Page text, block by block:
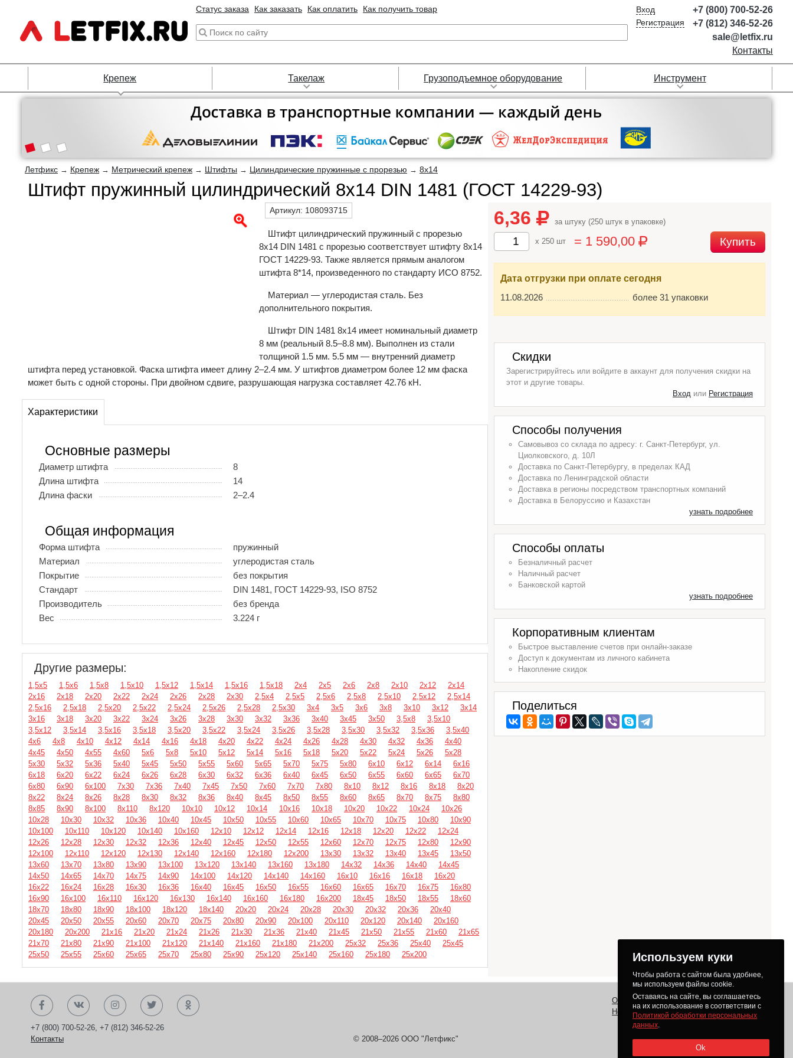
Статус заказа Как заказать Как оплатить Как получить товар
Вход
Регистрация
+7 (800) 700-52-26
+7 (812) 346-52-26
sale@letfix.ru
Контакты
Крепеж Такелаж Грузоподъемное оборудование Инструмент
Летфикс → Крепеж → Метрический крепеж → Штифты → Цилиндрические пружинные с прорезью → 8х14
Штифт пружинный цилиндрический 8х14 DIN 1481 (ГОСТ 14229-93)
Артикул: 108093715
Штифт цилиндрический пружинный с прорезью
8х14 DIN 1481 с прорезью соответствует штифту 8х14
ГОСТ 14229-93. Также является прямым аналогом
штифта 8*14, произведенного по стандарту ИСО 8752.
Материал — углеродистая сталь. Без
дополнительного покрытия.
Штифт DIN 1481 8х14 имеет номинальный диаметр
8 мм (реальный 8.5–8.8 мм). Выполнен из стали
толщиной 1.5 мм. 5.5 мм — внутренний диаметр
штифта перед установкой. Фаска штифта имеет длину 2–2.4 мм. У штифтов диаметром более 12 мм фаска
может быть с одной стороны. При двойном сдвиге, разрушающая нагрузка составляет 42.76 кН.
Характеристики
Основные размеры
Диаметр штифта
8
Длина штифта
14
Длина фаски
2–2.4
Общая информация
Форма штифта
пружинный
Материал
углеродистая сталь
Покрытие
без покрытия
Стандарт
DIN 1481, ГОСТ 14229-93, ISO 8752
Производитель
без бренда
Вес
3.224 г
Другие размеры:
1,5х5 1,5х6 1,5х8 1,5х10 1,5х12 1,5х14 1,5х16 1,5х18 2х4 2х5 2х6 2х8 2х10 2х12
2х14
2х16
2х18 2х20 2х22 2х24 2х26 2х28 2х30 2,5х4 2,5х5 2,5х6 2,5х8 2,5х10 2,5х12
2,5х14
2,5х16
2,5х18 2,5х20 2,5х22 2,5х24 2,5х26 2,5х28 2,5х30 3х4 3х5 3х6 3х8 3х10 3х12
3х14
3х16
3х18 3х20 3х22 3х24 3х26 3х28 3х30 3х32 3х36 3х40 3х45 3х50 3,5х8
3,5х10
3,5х12
3,5х14 3,5х16 3,5х18 3,5х20 3,5х22 3,5х24 3,5х26 3,5х28 3,5х30 3,5х32 3,5х36
3,5х40
4х6
4х8 4х10 4х12 4х14 4х16 4х18 4х20 4х22 4х24 4х26 4х28 4х30 4х32 4х36
4х40
4х45
4х50 4х55 4х60 5х6 5х8 5х10 5х12 5х14 5х16 5х18 5х20 5х22 5х24 5х26
5х28
5х30
5х32 5х36 5х40 5х45 5х50 5х55 5х60 5х65 5х70 5х75 5х80 6х10 6х12 6х14
6х16
6х18
6х20 6х22 6х24 6х26 6х28 6х30 6х32 6х36 6х40 6х45 6х50 6х55 6х60 6х65
6х70
6х80
6х90 6х100 7х30 7х36 7х40 7х45 7х50 7х60 7х70 7х80 8х10 8х12 8х16 8х18
8х20
8х22
8х24 8х26 8х28 8х30 8х32 8х36 8х40 8х45 8х50 8х55 8х60 8х65 8х70 8х75
8х80
8х85
8х90 8х100 8х110 8х120 10х10 10х12 10х14 10х16 10х18 10х20 10х22 10х24
10х26
10х28
10х30 10х32 10х36 10х40 10х45 10х50 10х55 10х60 10х65 10х70 10х75 10х80
10х90
10х100
10х110 10х120 10х140 10х160 12х10 12х12 12х14 12х16 12х18 12х20 12х22
12х24
12х26
12х28 12х30 12х32 12х36 12х40 12х45 12х50 12х55 12х60 12х70 12х75 12х80
12х90
12х100
12х110 12х120 12х130 12х140 12х160 12х180 12х200 13х30 13х32 13х40 13х45
13х50
13х60
13х70 13х80 13х90 13х100 13х120 13х140 13х160 13х180 14х32 14х36 14х40
14х45
14х50
14х65 14х70 14х75 14х90 14х100 14х120 14х140 14х160 16х10 16х16 16х18
16х20
16х22
16х24 16х28 16х30 16х36 16х40 16х45 16х50 16х55 16х60 16х65 16х70 16х75
16х80
16х90
16х100 16х110 16х120 16х130 16х140 16х160 16х180 16х200 18х45 18х50 18х55
18х60
18х70
18х80 18х90 18х100 18х120 18х140 20х20 20х24 20х28 20х30 20х32 20х36
20х40
20х45
20х50 20х55 20х60 20х70 20х75 20х80 20х90 20х100 20х110 20х120 20х140
20х160
20х180
20х200 21х16 21х20 21х24 21х26 21х30 21х36 21х40 21х45 21х50 21х55 21х60
21х65
21х70
21х80 21х90 21х100 21х120 21х140 21х160 21х180 21х200 25х32 25х36 25х40
25х45
25х50
25х55 25х60 25х65 25х70 25х80 25х90 25х120 25х140 25х160 25х180 25х200
6,36 за штуку (250 штук в упаковке)
x 250 шт = 1 590,00 Купить
Дата отгрузки при оплате сегодня
11.08.2026
более 31 упаковки
Скидки
Зарегистрируйтесь или войдите в аккаунт для получения скидки на
этот и другие товары.
Вход или Регистрация
Способы получения
Самовывоз со склада по адресу: г. Санкт-Петербург, ул.
Циолковского, д. 10Л
Доставка по Санкт-Петербургу, в пределах КАД
Доставка по Ленинградской области
Доставка в регионы посредством транспортных компаний
Доставка в Белоруссию и Казахстан
узнать подробнее
Способы оплаты
Безналичный расчет
Наличный расчет
Банковской картой
узнать подробнее
Корпоративным клиентам
Быстрое выставление счетов при онлайн-заказе
Доступ к документам из личного кабинета
Накопление скидок
Поделиться
+7 (800) 700-52-26, +7 (812) 346-52-26
Контакты
© 2008–2026 ООО "Летфикс"
О нас
Новости
Заказ
Оплата
Как получить товар
Доставка
Используем куки
Чтобы работа с сайтом была удобнее,
мы используем файлы cookie.
Оставаясь на сайте, вы соглашаетесь
на их использование в соответствии с
Политикой обработки персональных
данных.
Ok